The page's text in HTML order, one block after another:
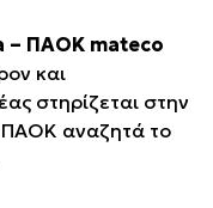
– ΠΑΟΚ mateco
και
στηρίζεται στην
ΠΑΟΚ αναζητά το